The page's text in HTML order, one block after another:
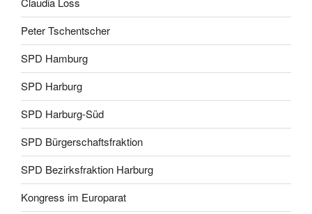
Peter Tschentscher
SPD Hamburg
SPD Harburg
SPD Harburg-Süd
SPD Bürgerschaftsfraktion
SPD Bezirksfraktion Harburg
Kongress im Europarat